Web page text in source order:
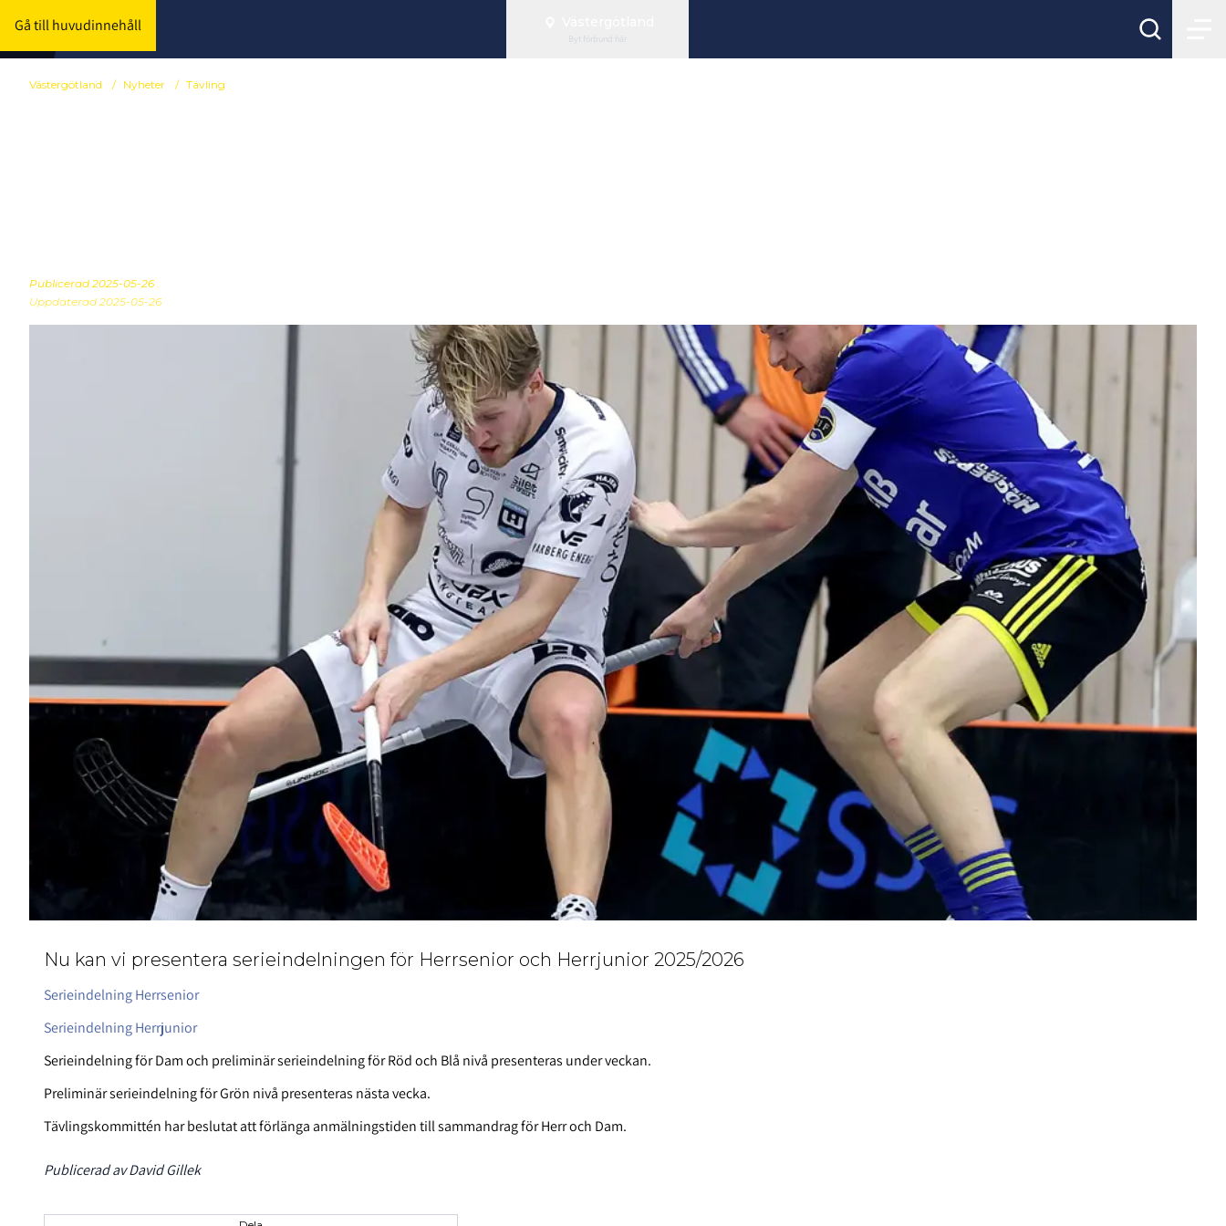
Gå till huvudinnehåll
Byt förbund här
Västergötland / Nyheter / Tävling
Publicerad 2025-05-26
Uppdaterad 2025-05-26
Nu kan vi presentera serieindelningen för Herrsenior och Herrjunior 2025/2026
Serieindelning Herrsenior
Serieindelning Herrjunior
Serieindelning för Dam och preliminär serieindelning för Röd och Blå nivå presenteras under veckan.
Preliminär serieindelning för Grön nivå presenteras nästa vecka.
Tävlingskommittén har beslutat att förlänga anmälningstiden till sammandrag för Herr och Dam.
Publicerad av David Gillek